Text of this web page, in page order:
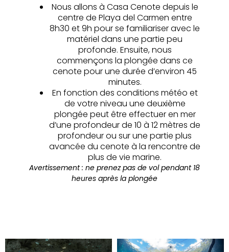
Nous allons à Casa Cenote depuis le
centre de Playa del Carmen entre
8h30 et 9h pour se familiariser avec le
matériel dans une partie peu
profonde. Ensuite, nous
commençons la plongée dans ce
cenote pour une durée d’environ 45
minutes.
En fonction des conditions météo et
de votre niveau une deuxième
plongée peut être effectuer en mer
d’une profondeur de 10 à 12 mètres de
profondeur ou sur une partie plus
avancée du cenote à la rencontre de
plus de vie marine.
Avertissement : ne prenez pas de vol pendant 18
heures après la plongée